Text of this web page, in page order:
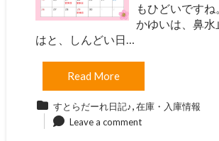
もひどいですね
かゆいは、鼻水
はと、しんどい日…
Read More
すとらだーれ日記♪,在庫・入庫情報
Leave a comment